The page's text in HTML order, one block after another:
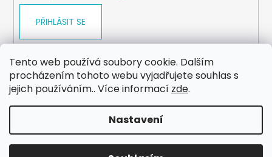
Tento web používá soubory cookie. Dalším
procházením tohoto webu vyjadřujete souhlas s
jejich používáním.. Více informací zde.
Nastavení
v
p
i
s
u
PŘIHLÁSIT SE
WEB FACEBOOK INSTAGRAM YOUTUBE
Copyright 2026eshop.dog-point. Všechna práva